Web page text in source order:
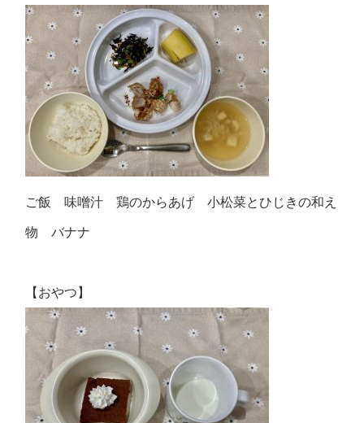
ご飯 味噌汁 鶏のからあげ 小松菜とひじきの和え
物 バナナ
【おやつ】